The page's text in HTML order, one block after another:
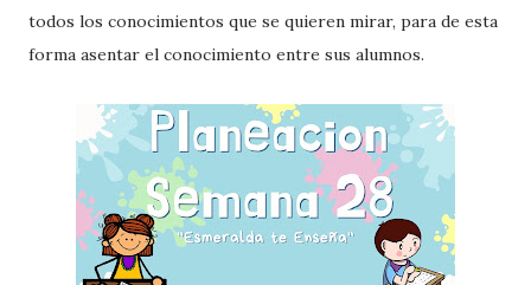
todos los conocimientos que se quieren mirar, para de esta
forma asentar el conocimiento entre sus alumnos.